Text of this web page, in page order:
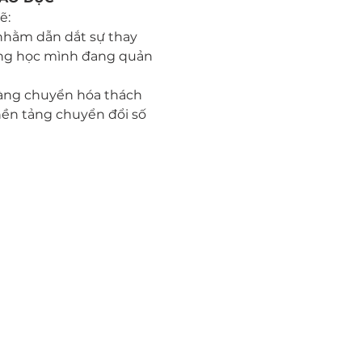
dẫn dắt sự thay
học mình đang quản
chuyển hóa thách
tảng chuyển đổi số